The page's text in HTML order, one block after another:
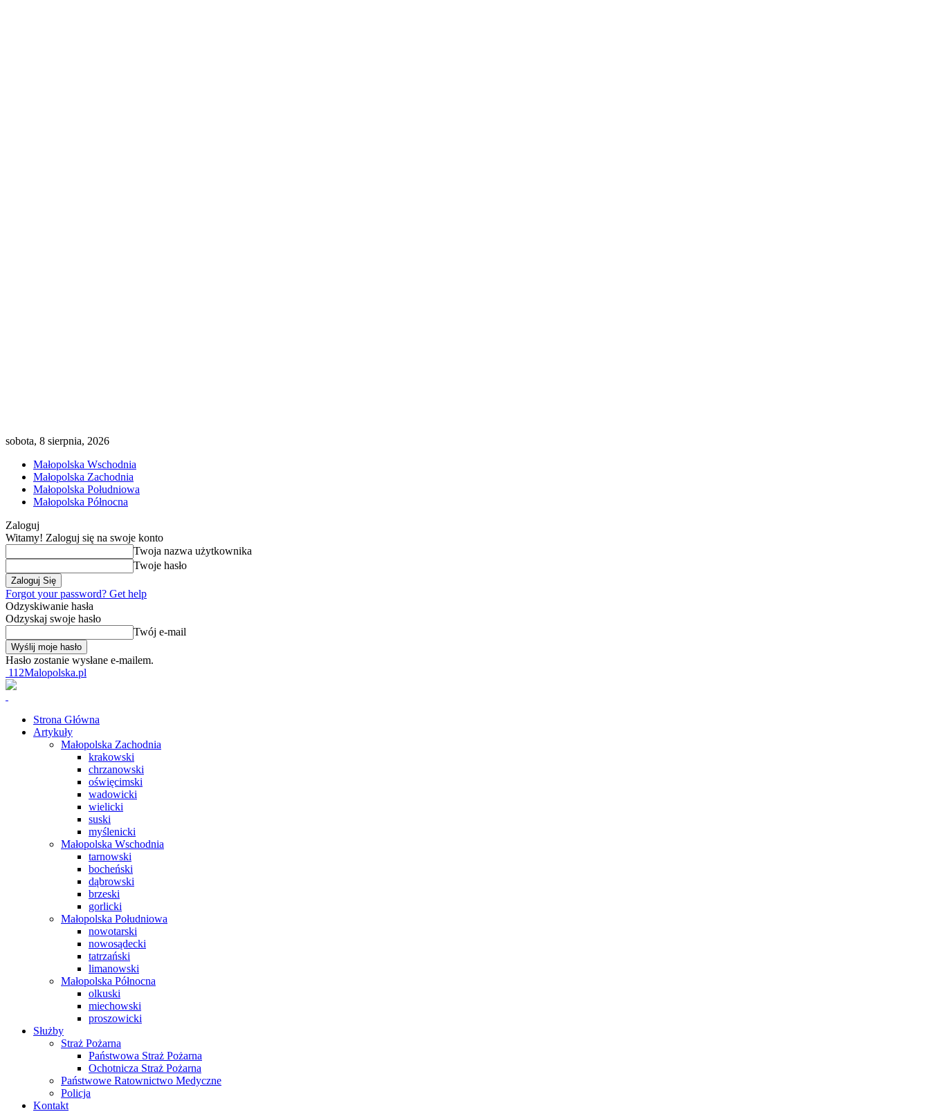
sobota, 8 sierpnia, 2026
Małopolska Wschodnia
Małopolska Zachodnia
Małopolska Południowa
Małopolska Północna
Zaloguj
Witamy! Zaloguj się na swoje konto
Twoja nazwa użytkownika
Twoje hasło
Forgot your password? Get help
Odzyskiwanie hasła
Odzyskaj swoje hasło
Twój e-mail
Hasło zostanie wysłane e-mailem.
112Malopolska.pl
Strona Główna
Artykuły
Małopolska Zachodnia
krakowski
chrzanowski
oświęcimski
wadowicki
wielicki
suski
myślenicki
Małopolska Wschodnia
tarnowski
bocheński
dąbrowski
brzeski
gorlicki
Małopolska Południowa
nowotarski
nowosądecki
tatrzański
limanowski
Małopolska Północna
olkuski
miechowski
proszowicki
Służby
Straż Pożarna
Państwowa Straż Pożarna
Ochotnicza Straż Pożarna
Państwowe Ratownictwo Medyczne
Policja
Kontakt